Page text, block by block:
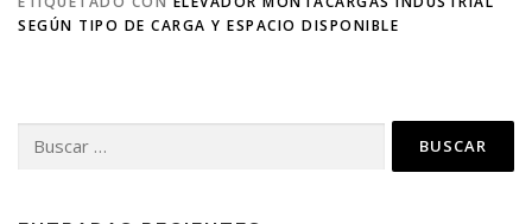
SEGÚN TIPO DE CARGA Y ESPACIO DISPONIBLE